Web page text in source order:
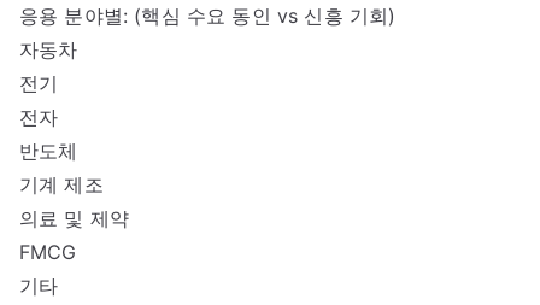
응용 분야별: (핵심 수요 동인 vs 신흥 기회)
자동차
전기
전자
반도체
기계 제조
의료 및 제약
FMCG
기타